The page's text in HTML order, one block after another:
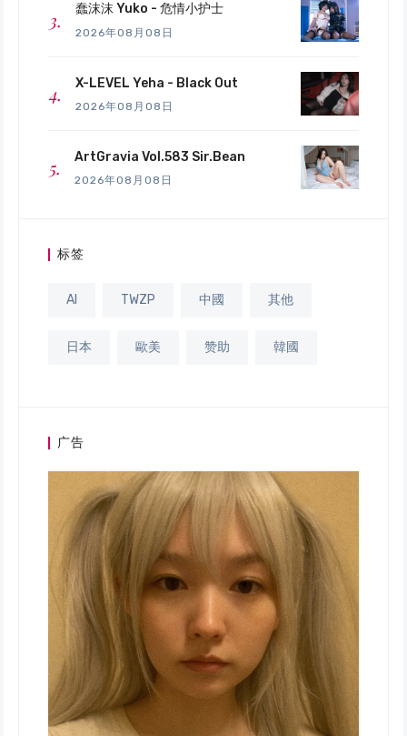
蠢沫沫 Yuko - 危情小护士
2026年08月08日
X-LEVEL Yeha - Black Out
2026年08月08日
ArtGravia Vol.583 Sir.Bean
2026年08月08日
标签
AI TWZP 中國 其他
日本 歐美 赞助 韓國
广告